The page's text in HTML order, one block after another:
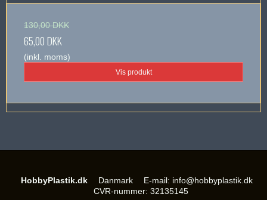
130,00 DKK
65,00 DKK
(inkl. moms)
Vis produkt
HobbyPlastik.dk Danmark E-mail: info@hobbyplastik.dk
CVR-nummer: 32135145